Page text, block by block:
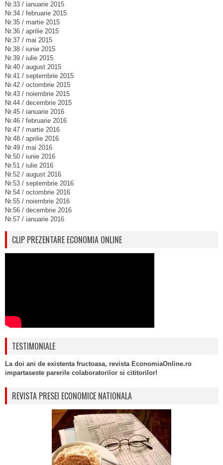
Nr.33 / ianuarie 2015
Nr.34 / februarie 2015
Nr.35 / martie 2015
Nr.36 / aprilie 2015
Nr.37 / mai 2015
Nr.38 / iunie 2015
Nr.39 / iulie 2015
Nr.40 / august 2015
Nr.41 / septembrie 2015
Nr.42 / octombrie 2015
Nr.43 / noiembrie 2015
Nr.44 / decembrie 2015
Nr.45 / ianuarie 2016
Nr.46 / februarie 2016
Nr.47 / martie 2016
Nr.48 / aprilie 2016
Nr.49 / mai 2016
Nr.50 / iunie 2016
Nr.51 / iulie 2016
Nr.52 / august 2016
Nr.53 / septembrie 2016
Nr.54 / octombrie 2016
Nr.55 / noiembrie 2016
Nr.56 / decembrie 2016
Nr.57 / ianuarie 2016
CLIP PREZENTARE ECONOMIA ONLINE
TESTIMONIALE
La doi ani de existenta fructoasa, revista EconomiaOnline.ro
impartaseste parerile colaboratorilor si cititorilor!
REVISTA PRESEI ECONOMICE NATIONALA